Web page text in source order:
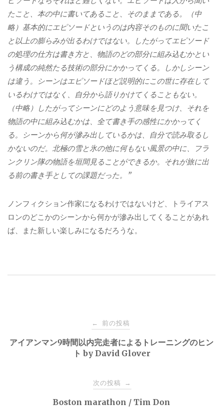
たこと、本の中に書いてあること、そのままである。（中
略）基本的にエピソードというのは内容そのものに聞いたこ
と以上の膨らみが出るわけではない。したがってエピソード
の処理の仕方は書き方と、物語のどの部分に組み込むかとい
う構成の純然たる技術の部分にかかってくる。しかしシーン
は違う。シーンはエピソードほど説明的にこの世に存在して
いるわけではなく、自分から語りかけてくることもない。
（中略）したがってシーンにどのよう意味を見つけ、それを
物語の中に組み込むかは、全て書き手の感性にかかってく
る。シーンから何が滲み出しているかは、自分で読み取るし
かないのだ。北極の雪と氷の他に何もない風景の中に、フラ
ンクリン隊の物語を垣間見ることができるか。それが旅に出
る前の書き手としての課題だった。”
ノンフィクション作家になるわけではないけど、トライアス
ロンのどこかのシーンから何かが滲み出してくることがあれ
ば、また新しい楽しみになるだろうな。
稿
← 前の投稿
アイアンマン9時間以内完走者によるトレーニングのヒン
ト by David Glover
次の投稿 →
Boston marathon / Tim Don